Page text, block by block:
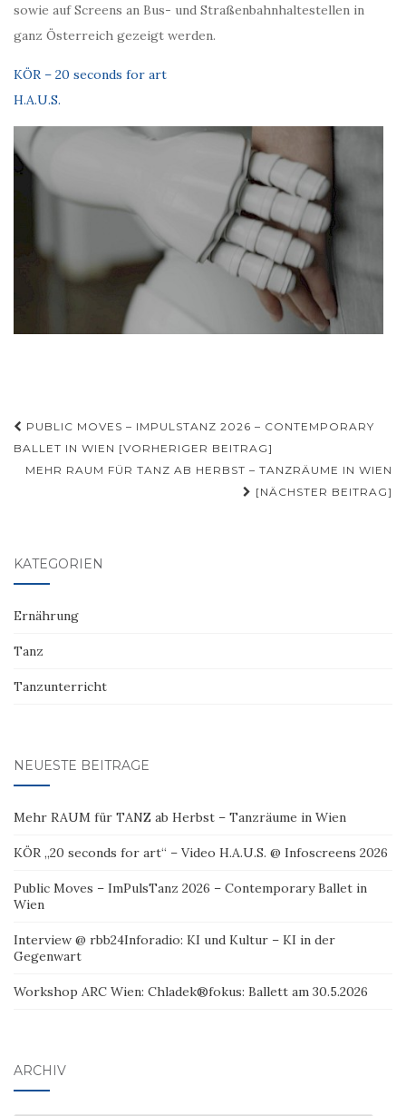
sowie auf Screens an Bus- und Straßenbahnhaltestellen in
ganz Österreich gezeigt werden.
KÖR – 20 seconds for art
H.A.U.S.
Beitragsnavigation
PUBLIC MOVES – IMPULSTANZ 2026 – CONTEMPORARY
BALLET IN WIEN [VORHERIGER BEITRAG]
MEHR RAUM FÜR TANZ AB HERBST – TANZRÄUME IN WIEN
[NÄCHSTER BEITRAG]
KATEGORIEN
Ernährung
Tanz
Tanzunterricht
NEUESTE BEITRÄGE
Mehr RAUM für TANZ ab Herbst – Tanzräume in Wien
KÖR „20 seconds for art“ – Video H.A.U.S. @ Infoscreens 2026
Public Moves – ImPulsTanz 2026 – Contemporary Ballet in
Wien
Interview @ rbb24Inforadio: KI und Kultur – KI in der
Gegenwart
Workshop ARC Wien: Chladek®fokus: Ballett am 30.5.2026
ARCHIV